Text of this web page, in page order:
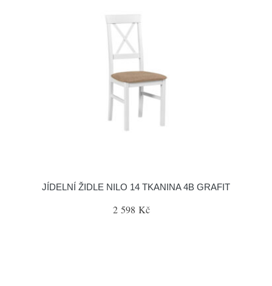
JÍDELNÍ ŽIDLE NILO 14 TKANINA 4B GRAFIT
2 598 Kč